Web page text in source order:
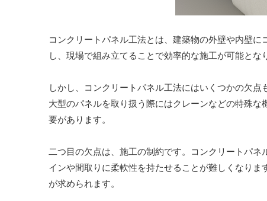
コンクリートパネル工法とは、建築物の外壁や内壁
し、現場で組み立てることで効率的な施工が可能とな
しかし、コンクリートパネル工法にはいくつかの欠
大型のパネルを取り扱う際にはクレーンなどの特殊
要があります。
二つ目の欠点は、施工の制約です。コンクリートパ
インや間取りに柔軟性を持たせることが難しくなり
が求められます。